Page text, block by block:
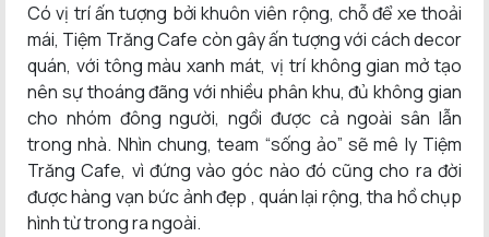
Có vị trí ấn tượng bởi khuôn viên rộng, chỗ để xe thoải
mái, Tiệm Trăng Cafe còn gây ấn tượng với cách decor
quán, với tông màu xanh mát, vị trí không gian mở tạo
nên sự thoáng đãng với nhiều phân khu, đủ không gian
cho nhóm đông người, ngồi được cả ngoài sân lẫn
trong nhà. Nhìn chung, team “sống ảo” sẽ mê ly Tiệm
Trăng Cafe, vì đứng vào góc nào đó cũng cho ra đời
được hàng vạn bức ảnh đẹp , quán lại rộng, tha hồ chụp
hình từ trong ra ngoài.